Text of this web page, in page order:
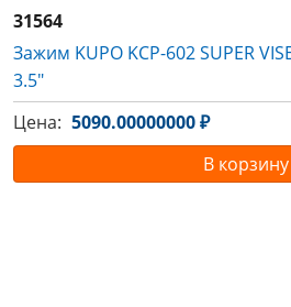
31564
Зажим KUPO KCP-602 SUPER
3.5"
Цена: 5090.00000000 ₽
В корзину